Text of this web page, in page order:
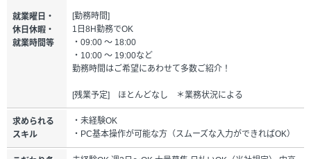
就業曜日・
休日休暇・
就業時間等
[勤務時間]
1日8H勤務でOK
・09:00 ～ 18:00
・10:00 ～ 19:00など
勤務時間はご希望にあわせて多数ご紹介！
[残業予定] ほとんどなし ＊業務状況による
求められる
スキル
・未経験OK
・PC基本操作が可能な方（スムーズな入力ができればOK）